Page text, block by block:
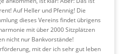
Auf Heller und Pfennig! Die
dieses Vereins findet übrigens
mit über 2000 Sitzplätzen
nicht nur Bankvorstände!
mit der ich sehr gut leben